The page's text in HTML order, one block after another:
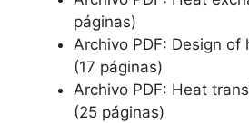
páginas)
Archivo PDF: Design of
(17 páginas)
Archivo PDF: Heat
(25 páginas)